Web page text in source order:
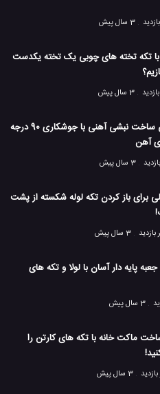
3 سال پیش
تکه تخته های چوبی یک تخته یکدست
3 سال پیش
آموزش ساخت نبشی آهنی با جوشکاری 90 درجه
آهن
3 سال پیش
برای باز کردن تکه لوله شکسته از پشت
3 سال پیش
پایه دار آسان با لولا و تکه های
3 سال پیش
ماکت خانه با تکه های کارتن را
3 سال پیش